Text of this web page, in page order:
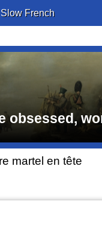
French
obsessed,
martel en tête